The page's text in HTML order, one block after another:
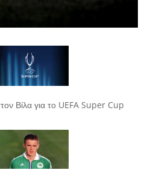
Βίλα για το UEFA Super Cup